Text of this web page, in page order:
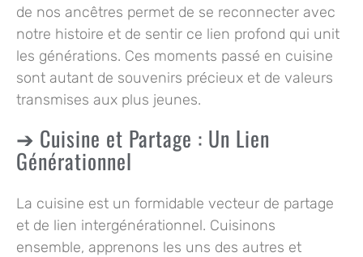
de nos ancêtres permet de se reconnecter avec
notre histoire et de sentir ce lien profond qui unit
les générations. Ces moments passé en cuisine
sont autant de souvenirs précieux et de valeurs
transmises aux plus jeunes.
Cuisine et Partage : Un Lien
Générationnel
La cuisine est un formidable vecteur de partage
et de lien intergénérationnel. Cuisinons
ensemble, apprenons les uns des autres et